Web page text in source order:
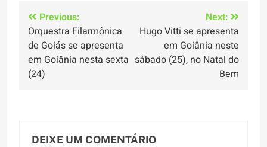
Navegação
de
Post
Previous:
Orquestra Filarmônica
de Goiás se apresenta
em Goiânia nesta sexta
(24)
Next:
Hugo Vitti se apresenta
em Goiânia neste
sábado (25), no Natal do
Bem
DEIXE UM COMENTÁRIO